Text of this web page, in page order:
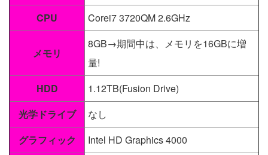
CPU
Corei7 3720QM 2.6GHz
メモリ
8GB→期間中は、メモリを16GBに増
量!
HDD
1.12TB(Fusion Drive)
光学ドライブ
なし
グラフィック
Intel HD Graphics 4000